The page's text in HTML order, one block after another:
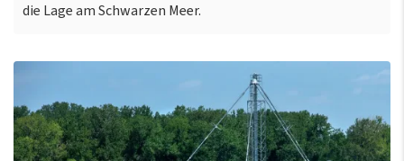
die Lage am Schwarzen Meer.